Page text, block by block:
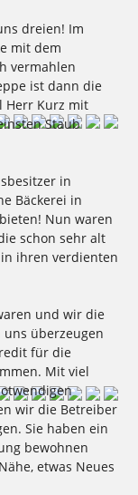
dreien! Im
mit dem
vermahlen
ist dann die
Herr Kurz mit
Staub
in
Bäckerei in
Nun waren
schon sehr alt
ihren verdienten
und wir die
uns überzeugen
für die
Mit viel
wir die Betreiber
Sie haben ein
bewohnen
etwas Neues